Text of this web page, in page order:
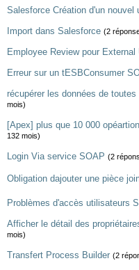
Salesforce Création d'un nouvel
Import dans Salesforce (2
Employee Review pour External
Erreur sur un tESBConsumer
récupérer les données de
mois)
[Apex] plus que 10 000
132 mois)
Login Via service SOAP (2
Obligation dajouter une pièce
Problèmes d'accès utilisateurs
Afficher le détail des
mois)
Transfert Process Builder (2